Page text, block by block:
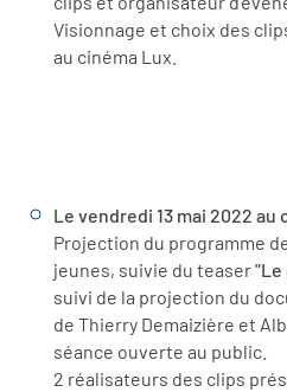
Visionnage et choix des
au cinéma Lux.
Le vendredi 13 mai 2022 au
Projection du programme
jeunes, suivie du teaser"Le
suivi de la projection du
de Thierry Demaizière et
séance ouverte au public.
2 réalisateurs des clips